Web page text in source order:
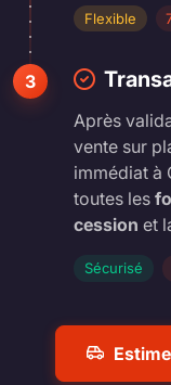
Flexible
3
Après
vente sur
immédiat à
toutes les
cession et
Sécurisé